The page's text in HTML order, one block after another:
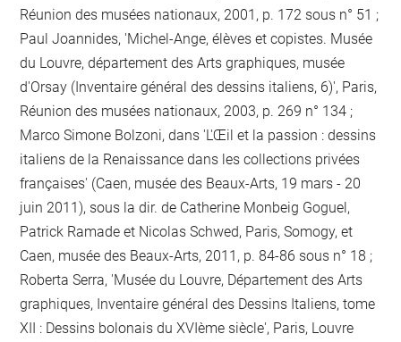
Réunion des musées nationaux, 2001, p. 172 sous n° 51 ;
Paul Joannides, 'Michel-Ange, élèves et copistes. Musée
du Louvre, département des Arts graphiques, musée
d'Orsay (Inventaire général des dessins italiens, 6)', Paris,
Réunion des musées nationaux, 2003, p. 269 n° 134 ;
Marco Simone Bolzoni, dans 'L'Œil et la passion : dessins
italiens de la Renaissance dans les collections privées
françaises' (Caen, musée des Beaux-Arts, 19 mars - 20
juin 2011), sous la dir. de Catherine Monbeig Goguel,
Patrick Ramade et Nicolas Schwed, Paris, Somogy, et
Caen, musée des Beaux-Arts, 2011, p. 84-86 sous n° 18 ;
Roberta Serra, 'Musée du Louvre, Département des Arts
graphiques, Inventaire général des Dessins Italiens, tome
XII : Dessins bolonais du XVIème siècle', Paris, Louvre